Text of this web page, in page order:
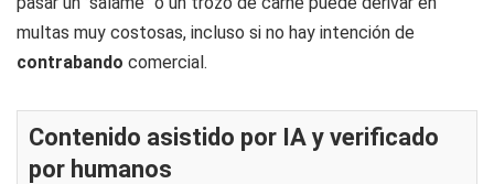
multas muy costosas, incluso si no hay intención de
contrabando comercial.
Contenido asistido por IA y verificado
por humanos